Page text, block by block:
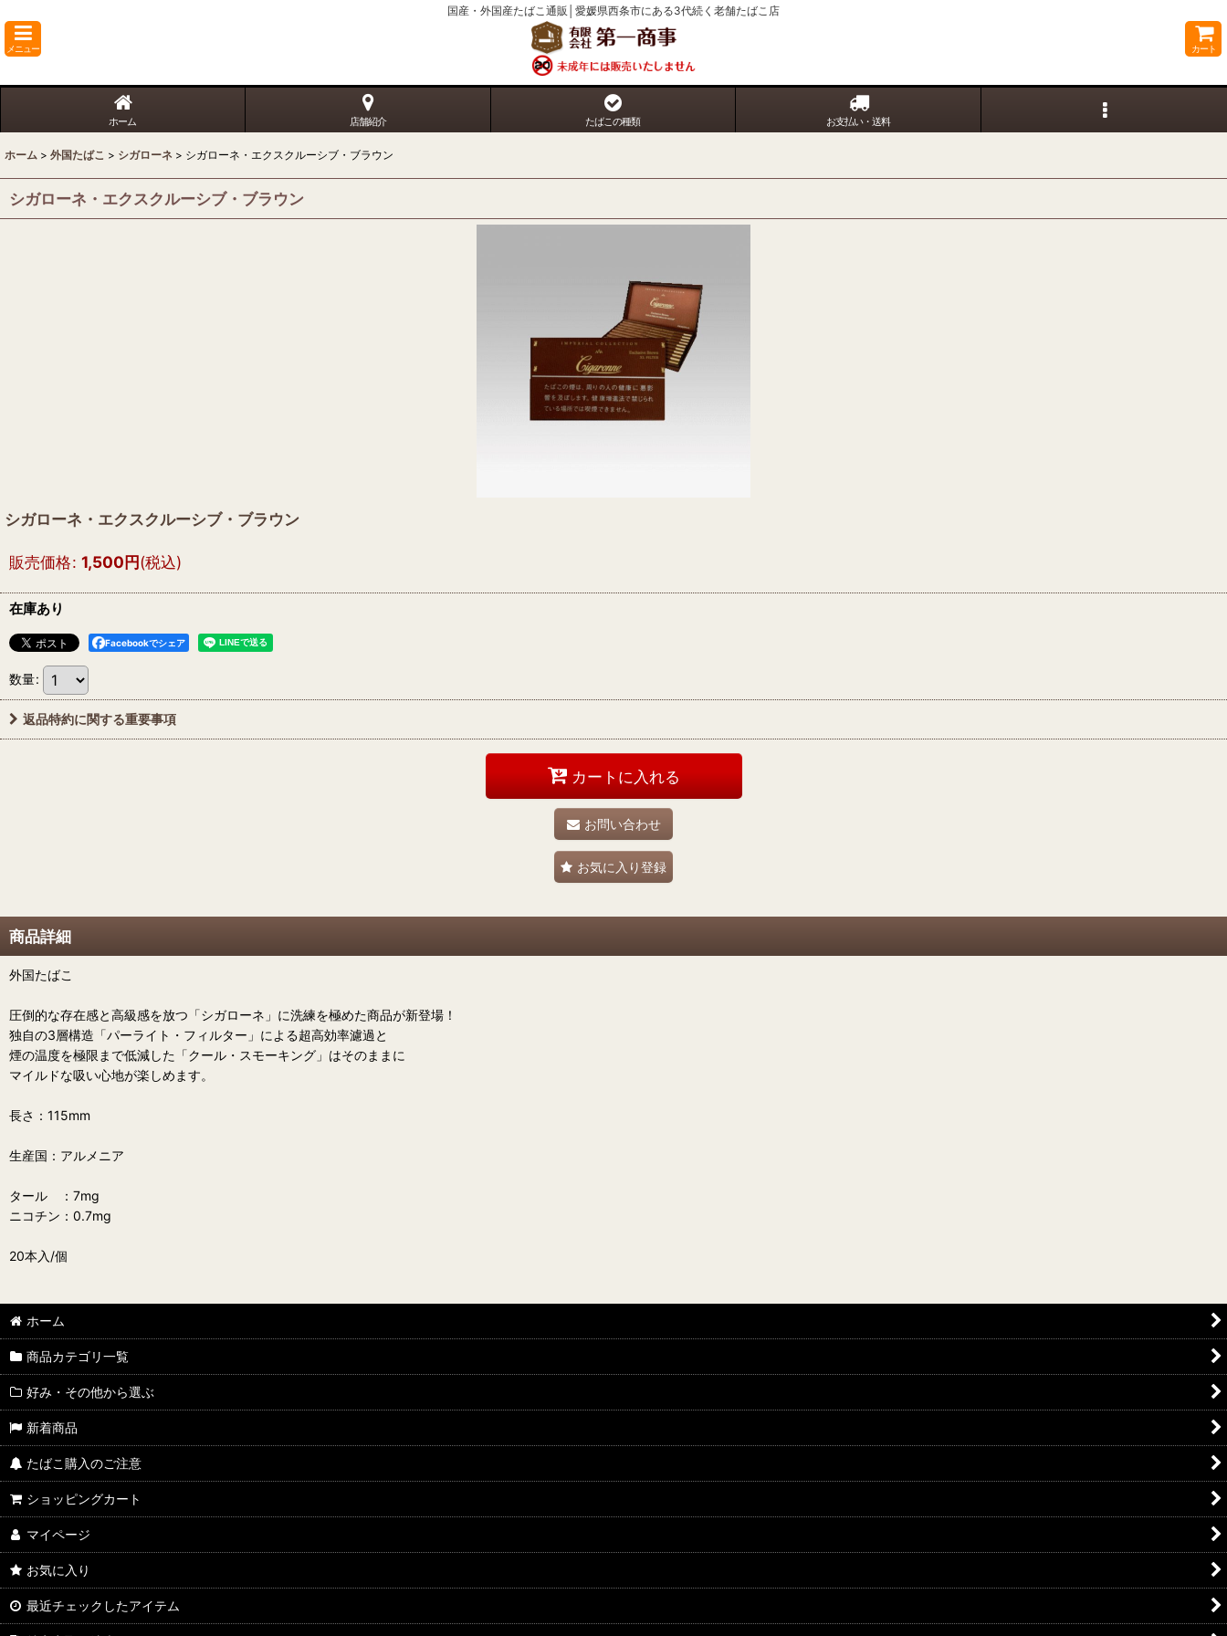
国産・外国産たばこ通販│愛媛県西条市にある3代続く老舗たばこ店
メニュー カート
ホーム 店舗紹介 たばこの種類 お支払い・送料
ホーム > 外国たばこ > シガローネ > シガローネ・エクスクルーシブ・ブラウン
シガローネ・エクスクルーシブ・ブラウン
シガローネ・エクスクルーシブ・ブラウン
販売価格: 1,500円(税込)
在庫あり
Facebookでシェア
数量:
返品特約に関する重要事項
カートに入れる
お問い合わせ
お気に入り登録
商品詳細
外国たばこ
圧倒的な存在感と高級感を放つ「シガローネ」に洗練を極めた商品が新登場！
独自の3層構造「パーライト・フィルター」による超高効率濾過と
煙の温度を極限まで低減した「クール・スモーキング」はそのままに
マイルドな吸い心地が楽しめます。
長さ：115mm
生産国：アルメニア
タール ：7mg
ニコチン：0.7mg
20本入/個
ホーム
商品カテゴリ一覧
好み・その他から選ぶ
新着商品
たばこ購入のご注意
ショッピングカート
マイページ
お気に入り
最近チェックしたアイテム